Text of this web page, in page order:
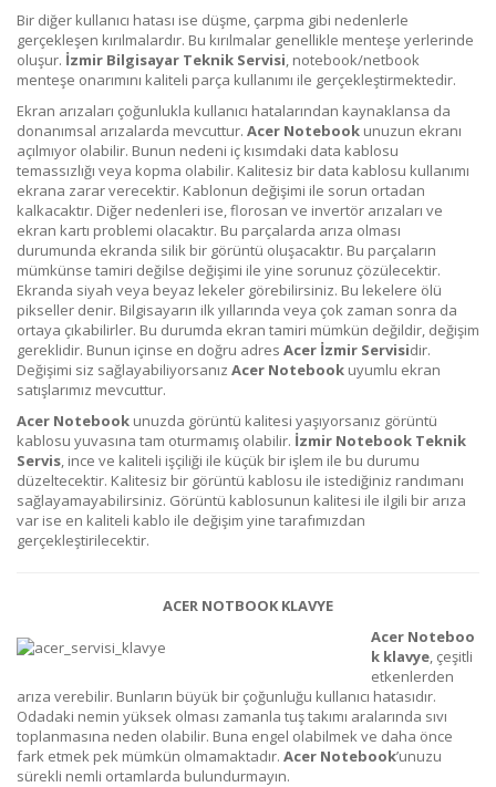
Bir diğer kullanıcı hatası ise düşme, çarpma gibi nedenlerle
gerçekleşen kırılmalardır. Bu kırılmalar genellikle menteşe yerlerinde
oluşur. İzmir Bilgisayar Teknik Servisi , notebook/netbook
menteşe onarımını kaliteli parça kullanımı ile gerçekleştirmektedir.
Ekran arızaları çoğunlukla kullanıcı hatalarından kaynaklansa da
donanımsal arızalarda mevcuttur. Acer Notebook unuzun ekranı
açılmıyor olabilir. Bunun nedeni iç kısımdaki data kablosu
temassızlığı veya kopma olabilir. Kalitesiz bir data kablosu kullanımı
ekrana zarar verecektir. Kablonun değişimi ile sorun ortadan
kalkacaktır. Diğer nedenleri ise, florosan ve invertör arızaları ve
ekran kartı problemi olacaktır. Bu parçalarda arıza olması
durumunda ekranda silik bir görüntü oluşacaktır. Bu parçaların
mümkünse tamiri değilse değişimi ile yine sorunuz çözülecektir.
Ekranda siyah veya beyaz lekeler görebilirsiniz. Bu lekelere ölü
pikseller denir. Bilgisayarın ilk yıllarında veya çok zaman sonra da
ortaya çıkabilirler. Bu durumda ekran tamiri mümkün değildir, değişim
gereklidir. Bunun içinse en doğru adres Acer İzmir Servisidir.
Değişimi siz sağlayabiliyorsanız Acer Notebook uyumlu ekran
satışlarımız mevcuttur.
Acer Notebook unuzda görüntü kalitesi yaşıyorsanız görüntü
kablosu yuvasına tam oturmamış olabilir. İzmir Notebook Teknik
Servis , ince ve kaliteli işçiliği ile küçük bir işlem ile bu durumu
düzeltecektir. Kalitesiz bir görüntü kablosu ile istediğiniz randımanı
sağlayamayabilirsiniz. Görüntü kablosunun kalitesi ile ilgili bir arıza
var ise en kaliteli kablo ile değişim yine tarafımızdan
gerçekleştirilecektir.
ACER NOTBOOK KLAVYE
Acer Noteboo
k klavye, çeşitli
etkenlerden
arıza verebilir. Bunların büyük bir çoğunluğu kullanıcı hatasıdır.
Odadaki nemin yüksek olması zamanla tuş takımı aralarında sıvı
toplanmasına neden olabilir. Buna engel olabilmek ve daha önce
fark etmek pek mümkün olmamaktadır. Acer Notebook’unuzu
sürekli nemli ortamlarda bulundurmayın.